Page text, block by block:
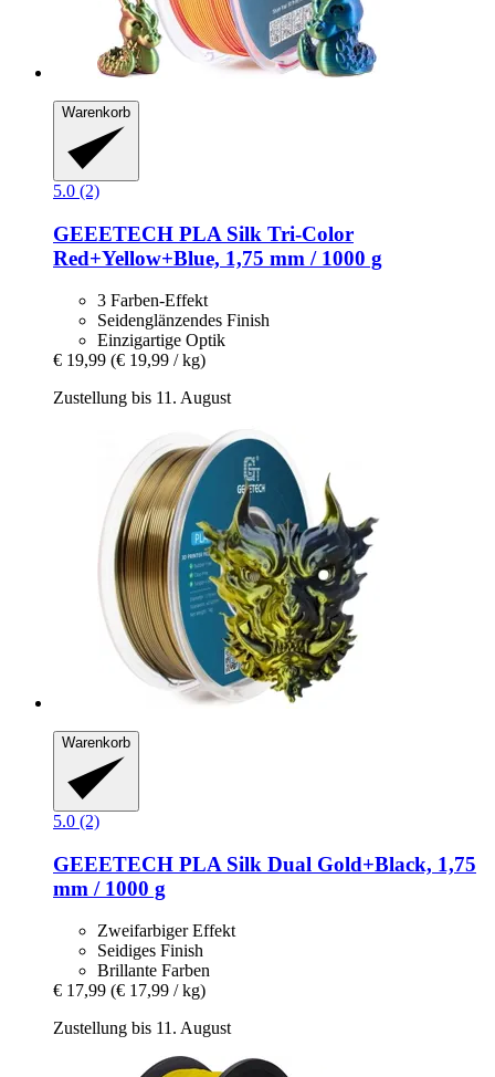
Warenkorb
5.0 (2)
GEEETECH PLA Silk Tri-​Color
Red+Yellow+Blue, 1,75 mm / 1000 g
3 Farben-Effekt
Seidenglänzendes Finish
Einzigartige Optik
€ 19,99 (€ 19,99 / kg)
Zustellung bis 11. August
Warenkorb
5.0 (2)
GEEETECH PLA Silk Dual Gold+Black, 1,75
mm / 1000 g
Zweifarbiger Effekt
Seidiges Finish
Brillante Farben
€ 17,99 (€ 17,99 / kg)
Zustellung bis 11. August